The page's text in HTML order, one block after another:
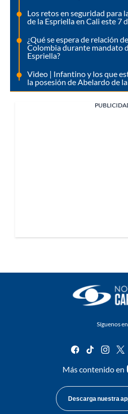
Los retos en seguridad para
de la Espriella en Cali este 7
¿Qué se espera de relación
Colombia durante mandato
Espriella?
Video | Infantino y los que
la posesión de Abelardo de
Síguenos
facebook
tiktok
Más contenido en
Descarga nuestra